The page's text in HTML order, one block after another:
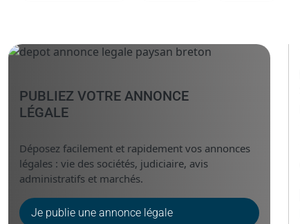
PUBLIEZ VOTRE ANNONCE
LÉGALE
Déposez facilement et rapidement vos annonces
légales : vie des sociétés, judiciaire, avis
administratifs et marchés.
Je publie une annonce légale